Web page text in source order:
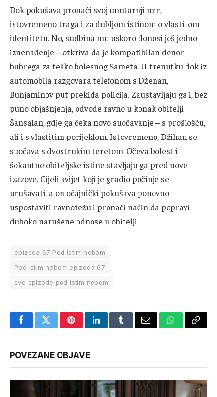
Dok pokušava pronaći svoj unutarnji mir,
istovremeno traga i za dubljom istinom o vlastitom
identitetu. No, sudbina mu uskoro donosi još jedno
iznenađenje – otkriva da je kompatibilan donor
bubrega za teško bolesnog Sameta. U trenutku dok iz
automobila razgovara telefonom s Dženan,
Bunjaminov put prekida policija. Zaustavljaju ga i, bez
puno objašnjenja, odvode ravno u konak obitelji
Šansalan, gdje ga čeka novo suočavanje – s prošlošću,
ali i s vlastitim porijeklom. Istovremeno, Džihan se
suočava s dvostrukim teretom. Očeva bolest i
šokantne obiteljske istine stavljaju ga pred nove
izazove. Cijeli svijet koji je gradio počinje se
urušavati, a on očajnički pokušava ponovno
uspostaviti ravnotežu i pronaći način da popravi
duboko narušene odnose u obitelji.
epizoda 67 Pod istim nebom
Pod istim nebom epizoda 67
sve epizode pod istim nebom
FacebookTwitterPinterestLinkedInTumblrEmail WhatsApp
Copy
POVEZANE OBJAVE